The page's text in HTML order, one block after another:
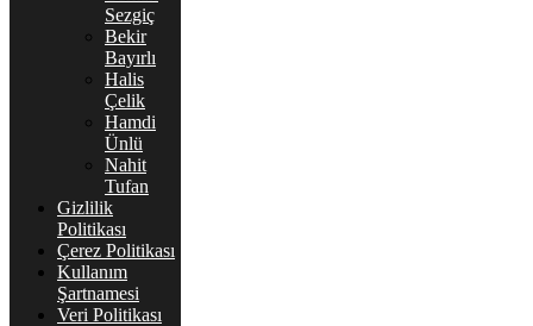
Sezgiç
Bekir
Bayırlı
Halis
Çelik
Hamdi
Ünlü
Nahit
Tufan
Gizlilik
Politikası
Çerez Politikası
Kullanım
Şartnamesi
Veri Politikası